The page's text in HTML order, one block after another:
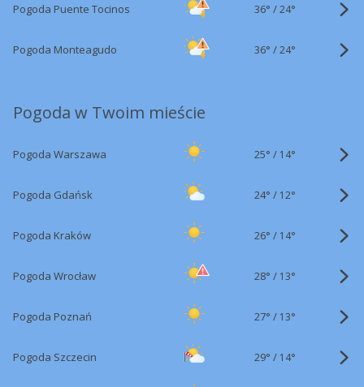
Pogoda Puente Tocinos 36° /24°
Pogoda Monteagudo 36° /24°
Pogoda w Twoim mieście
Pogoda Warszawa 25° / 14°
Pogoda Gdańsk 24° / 12°
Pogoda Kraków 26° / 14°
Pogoda Wrocław 28° / 13°
Pogoda Poznań 27° / 13°
Pogoda Szczecin 29° / 14°